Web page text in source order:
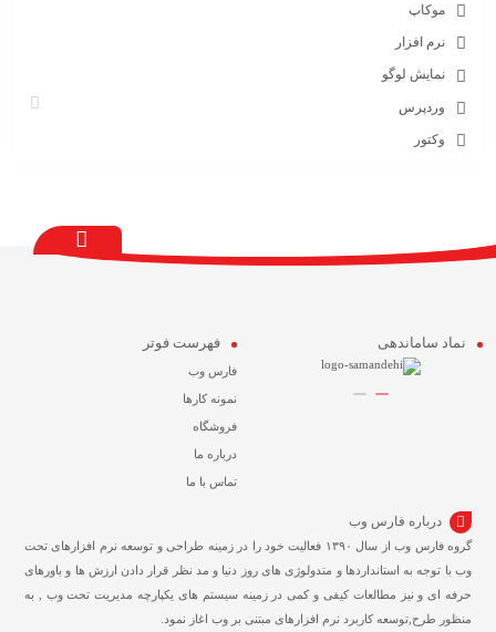
موکاپ
نرم افزار
نمایش لوگو
وردپرس
وکتور
نماد ساماندهی فهرست فوتر
فارس وب
نمونه کارها
فروشگاه
درباره ما
تماس با ما
درباره فارس وب
گروه فارس وب از سال ۱۳۹۰ فعالیت خود را در زمینه طراحی و توسعه نرم افزارهای تحت
وب با توجه به استانداردها و متدولوژی های روز دنیا و مد نظر قرار دادن ارزش ها و باورهای
حرفه ای و نیز مطالعات کیفی و کمی در زمینه سیستم های یکپارچه مدیریت تحت وب , به
منظور طرح,توسعه کاربرد نرم افزارهای مبتنی بر وب اغاز نمود.